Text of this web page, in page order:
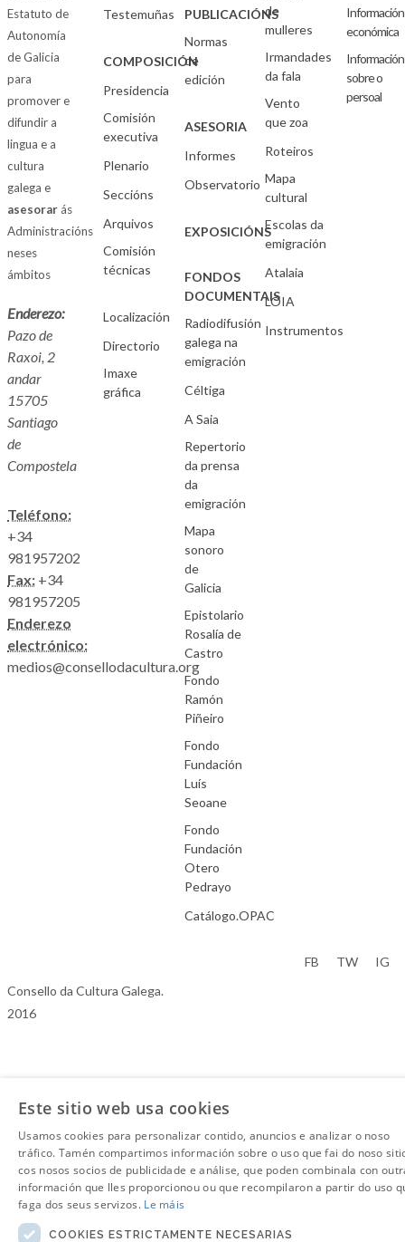
Estatuto de
Autonomía
de Galicia
para
promover e
difundir a
lingua e a
cultura
galega e
asesorarás
Administracións
neses
ámbitos
Enderezo:
Pazo de
Raxoi, 2
andar
15705
Santiago
de
Compostela
Teléfono:
+34
981957202
Fax: +34
981957205
Enderezo
electrónico:
medios@consellodacultura.org
Testemuñas
COMPOSICIÓN
Presidencia
Comisión
executiva
Plenario
Seccións
Arquivos
Comisión
técnicas
Localización
Directorio
Imaxe
gráfica
PUBLICACIÓNS
Normas
de
edición
ASESORIA
Informes
Observatorio
EXPOSICIÓNS
FONDOS
DOCUMENTAIS
Radiodifusión
galega na
emigración
Céltiga
A Saia
Repertorio
da prensa
da
emigración
Mapa
sonoro
de
Galicia
Epistolario
Rosalía de
Castro
Fondo
Ramón
Piñeiro
Fondo
Fundación
Luís
Seoane
Fondo
Fundación
Otero
Pedrayo
Catálogo.OPAC
de
mulleres
Irmandades
da fala
Vento
que zoa
Roteiros
Mapa
cultural
Escolas da
emigración
Atalaia
LOIA
Instrumentos
Información
económica
Información
sobre o
persoal
Consello da Cultura Galega.
2016
FB TW IG
Este sitio web usa cookies
Usamos cookies para personalizar contido, anuncios e analizar o noso
tráfico. Tamén compartimos información sobre o uso que fai do noso
cos nosos socios de publicidade e análise, que poden combinala con
información que lles proporcionou ou que recompilaron a partir do uso
faga dos seus servizos. Le máis
COOKIES ESTRICTAMENTE NECESARIAS